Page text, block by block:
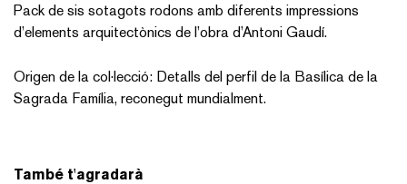
Pack de sis sotagots rodons amb diferents impressions
d’elements arquitectònics de l’obra d’Antoni Gaudí.
Origen de la col·lecció: Detalls del perfil de la Basílica de la
Sagrada Família, reconegut mundialment.
També t'agradarà